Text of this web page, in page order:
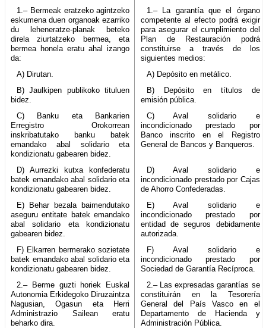
1.– Bermeak eratzeko agintzeko
eskumena duen organoak ezarriko
du leheneratze-planak beteko
direla ziurtatzeko bermea, eta
bermea honela eratu ahal izango
da:
1.– La garantía que el órgano
competente al efecto podrá exigir
para asegurar el cumplimiento del
Plan de Restauración podrá
constituirse a través de los
siguientes medios:
A) Dirutan.
A) Depósito en metálico.
B) Jaulkipen publikoko tituluen
bidez.
B) Depósito en títulos de
emisión pública.
C) Banku eta Bankarien
Erregistro Orokorrean
inskribatutako banku batek
emandako abal solidario eta
kondizionatu gabearen bidez.
C) Aval solidario e
incondicionado prestado por
Banco inscrito en el Registro
General de Bancos y Banqueros.
D) Aurrezki kutxa konfederatu
batek emandako abal solidario eta
kondizionatu gabearen bidez.
D) Aval solidario e
incondicionado prestado por Cajas
de Ahorro Confederadas.
E) Behar bezala baimendutako
aseguru entitate batek emandako
abal solidario eta kondizionatu
gabearen bidez.
E) Aval solidario e
incondicionado prestado por
entidad de seguros debidamente
autorizada.
F) Elkarren bermerako sozietate
batek emandako abal solidario eta
kondizionatu gabearen bidez.
F) Aval solidario e
incondicionado prestado por
Sociedad de Garantía Recíproca.
2.– Berme guzti horiek Euskal
Autonomia Erkidegoko Diruzaintza
Nagusian, Ogasun eta Herri
Administrazio Sailean eratu
beharko dira.
2.– Las expresadas garantías se
constituirán en la Tesorería
General del País Vasco en el
Departamento de Hacienda y
Administración Pública.